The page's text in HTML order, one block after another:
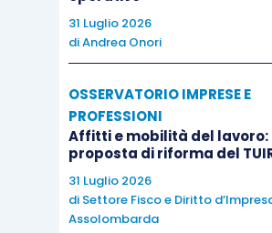
rendicontazione di
Standard).
Tale ultimo provvedimento è
sulla G.U.U.E. del 22.12.2023
vigore dallo scorso 1.1.2024
31 Luglio 2026
diAndrea Onori
OSSERVATORIO IMPRESE E
PROFESSIONI
Affitti e mobilità del lavoro:
proposta di riforma del
31 Luglio 2026
di Settore Fisco e Diritto
Assolombarda